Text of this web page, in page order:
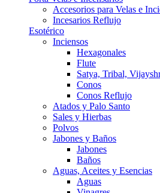
Accesorios para Velas e
Incesarios Reflujo
Esotérico
Inciensos
Hexagonales
Flute
Satya, Tribal,
Conos
Conos Reflujo
Atados y Palo Santo
Sales y Hierbas
Polvos
Jabones y Baños
Jabones
Baños
Aguas, Aceites y Esencias
Aguas